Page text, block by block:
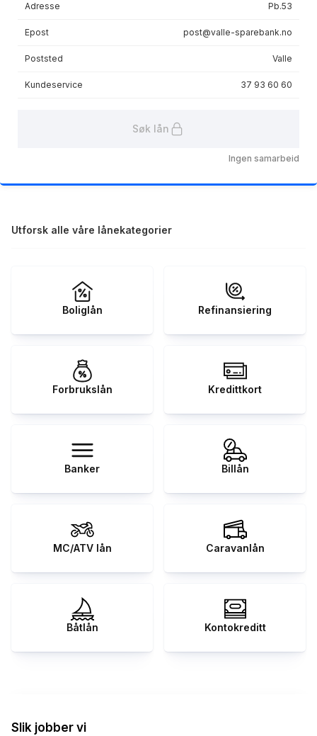
Adresse Pb.53
Epost post@valle-sparebank.no
Poststed Valle
Kundeservice 37 93 60 60
Søk lån
Ingen samarbeid
Utforsk alle våre lånekategorier
Boliglån Refinansiering
Forbrukslån Kredittkort
Banker Billån
MC/ATV lån Caravanlån
Båtlån Kontokreditt
Slik jobber vi